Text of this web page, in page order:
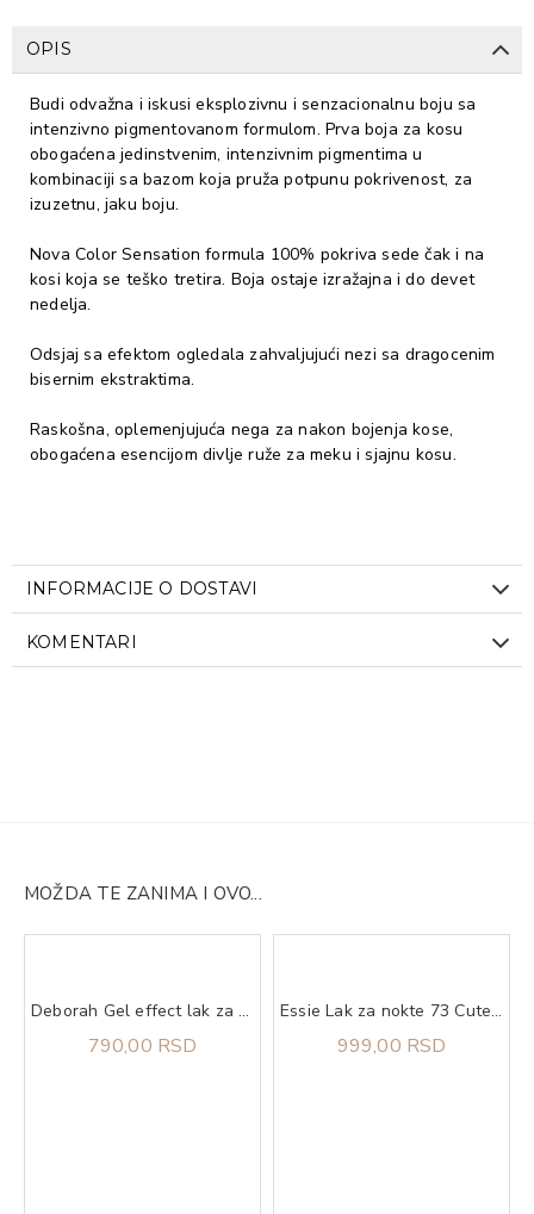
OPIS
Budi odvažna i iskusi eksplozivnu i senzacionalnu boju sa
intenzivno pigmentovanom formulom. Prva boja za kosu
obogaćena jedinstvenim, intenzivnim pigmentima u
kombinaciji sa bazom koja pruža potpunu pokrivenost, za
izuzetnu, jaku boju.
Nova Color Sensation formula 100% pokriva sede čak i na
kosi koja se teško tretira. Boja ostaje izražajna i do devet
nedelja.
Odsjaj sa efektom ogledala zahvaljujući nezi sa dragocenim
bisernim ekstraktima.
Raskošna, oplemenjujuća nega za nakon bojenja kose,
obogaćena esencijom divlje ruže za meku i sjajnu kosu.
INFORMACIJE O DOSTAVI
KOMENTARI
MOŽDA TE ZANIMA I OVO...
Deborah Gel effect lak za nokte 60 Nude Caramel
790,00 RSD
Essie Lak za nokte 73 Cute As a Button
999,00 RSD